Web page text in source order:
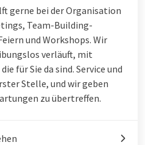
gerne bei der Organisation
Team-Building-
und Workshops. Wir
verläuft, mit
für Sie da sind. Service und
Stelle, und wir geben
zu übertreffen.